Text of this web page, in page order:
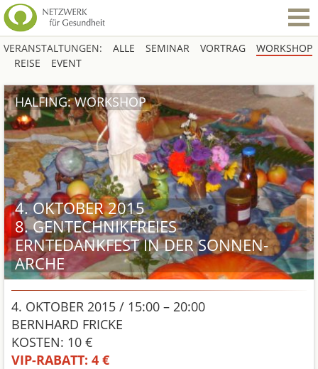
VERANSTALTUNGEN: ALLE SEMINAR VORTRAG
WORKSHOP
REISE
EVENT
4. OKTOBER 2015
8. GENTECHNIKFREIES
ERNTEDANKFEST IN DER SONNEN-
ARCHE
HALFING: WORKSHOP
4. OKTOBER 2015 / 15:00 – 20:00
BERNHARD FRICKE
KOSTEN: 10 €
VIP-RABATT: 4 €